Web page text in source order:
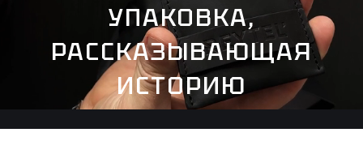
УПАКОВКА,
РАССКАЗЫВАЮЩАЯ
ИСТОРИЮ